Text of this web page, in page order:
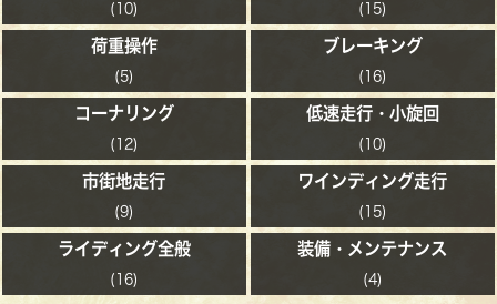
(10) (15)
荷重操作
(5)
ブレーキング
(16)
コーナリング
(12)
低速走行・小旋回
(10)
市街地走行
(9)
ワインディング走行
(15)
ライディング全般
(16)
装備・メンテナンス
(4)